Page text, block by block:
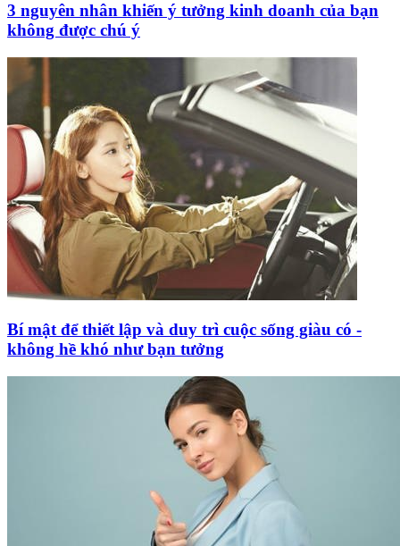
3 nguyên nhân khiến ý tưởng kinh doanh của bạn
không được chú ý
Bí mật để thiết lập và duy trì cuộc sống giàu có -
không hề khó như bạn tưởng